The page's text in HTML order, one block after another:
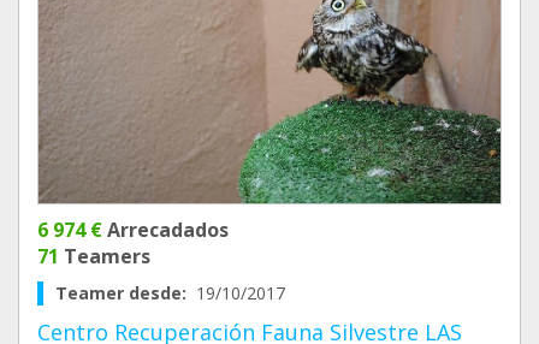
6 974 €Arrecadados
71 Teamers
Teamer desde: 19/10/2017
Centro Recuperación Fauna Silvestre LAS